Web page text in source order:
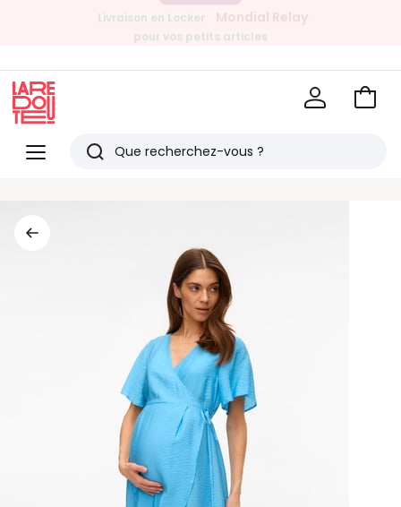
EN CE MOMENT
-20% dès 39€*
Livraison en Locker Mondial Relay
pour vos petits articles
Menu
Redoute
Rechercher
Voir